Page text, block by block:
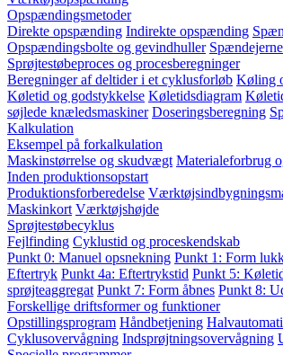
Opspændingsmetoder
Direkte opspænding Indirekte opspænding
Opspændingsbolte og gevindhuller
Sprøjtestøbeproces og procesberegninger
Beregninger af deltider i et cyklusforløb Køling
Køletid og godstykkelse Køletidsdiagram
søjlede knæledsmaskiner Doseringsberegning
Kalkulation
Eksempel på forkalkulation
Maskinstørrelse og skudvægt Materialeforbrug
Inden produktionsopstart
Produktionsforberedelse
Maskinkort Værktøjshøjde
Sprøjtestøbecyklus
Fejlfinding Cyklustid og proceskendskab
Punkt 0: Manuel opsnekning Punkt 1: Form
Eftertryk Punkt 4a: Eftertrykstid Punkt 5:
sprøjteaggregat Punkt 7: Form åbnes Punkt 8:
Forskellige driftsformer og funktioner
Opstillingsprogram Håndbetjening
Cyklusovervågning Indsprøjtningsovervågning